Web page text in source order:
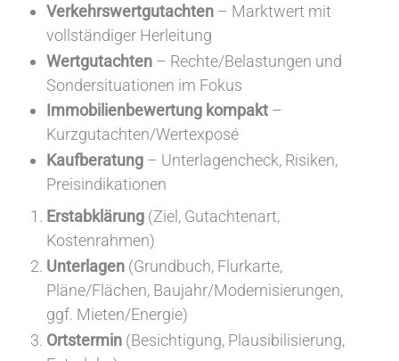
Verkehrswertgutachten– Marktwert mit
vollständiger Herleitung
Wertgutachten– Rechte/Belastungen und
Sondersituationen im Fokus
Immobilienbewertung kompakt–
Kurzgutachten/Wertexposé
Kaufberatung– Unterlagencheck, Risiken,
Preisindikationen
Erstabklärung(Ziel, Gutachtenart,
Kostenrahmen)
Unterlagen(Grundbuch, Flurkarte,
Pläne/Flächen, Baujahr/Modernisierungen,
ggf. Mieten/Energie)
Ortstermin(Besichtigung, Plausibilisierung,